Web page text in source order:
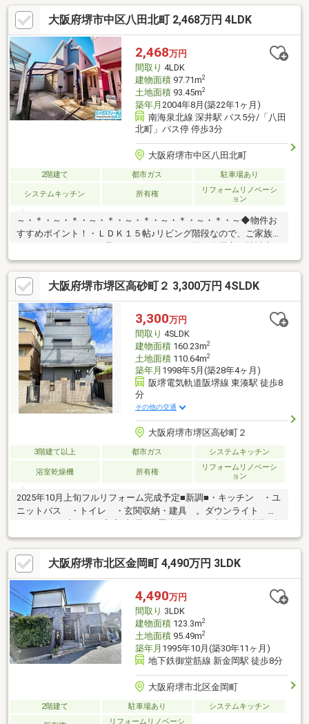
大阪府堺市中区八田北町 2,468万円 4LDK
2,468万円
間取り 4LDK
建物面積97.71m2
土地面積93.45m2
築年月 2004年8月(築22年1ヶ月)
南海泉北線 深井駅 バス5分/「八田
北町」バス停 停歩3分
大阪府堺市中区八田北町
2階建て 都市ガス 駐車場あり
システムキッチン 所有権
リフォームリノベーシ
ョン
～・＊・～・＊・～・＊・～・＊・～・＊・～・＊・～◆物件お
すすめポイント！・ＬＤＫ１５帖♪リビング階段なので、ご家族の
コミュニケーションも取りやすいです♪・２階は全居室６帖以上の
広々としたお部屋です！広々としたお部屋は、様々な使い方がで
きますよ♪◆リフォーム箇所(２０２６年２月)・IHコンロ交換・ウ
ォシュレット交換・クロス張替・TVモニターホン交換・ハウスク
リーニング他ハウスフリーダムは【東証スタンダード上場企業】
です。不動産購入や住宅ローンについては、ハウスフリーダムに
お任せ下さい。（ご来店の際は、店舗前に大型駐車場を完備して
おります！）
大阪府堺市堺区高砂町２ 3,300万円 4SLDK
3,300万円
間取り 4SLDK
建物面積160.23m2
土地面積110.64m2
築年月 1998年5月(築28年4ヶ月)
阪堺電気軌道阪堺線 東湊駅 徒歩8
分
その他の交通
大阪府堺市堺区高砂町２
3階建て以上 都市ガス システムキッチン
浴室乾燥機 所有権
リフォームリノベーシ
ョン
2025年10月上旬フルリフォーム完成予定■新調■・キッチン ・ユ
ニットバス ・トイレ ・玄関収納・建具 。ダウンライト ・
室クロス貼替■全室フローリング上貼り（階段除く）■間取変更
（５LDK→６LDK）～おすすめポイント～◆土地面積110.64㎡
（約33.46坪）◆建物面積160.23㎡（約48.46坪） 1階54.81㎡ 2
階54.81㎡ 3階50.61㎡◆平成10年5月建築◆ダイワハウス施工の
中古戸建て◆阪堺線「東湊」駅まで徒歩8分
大阪府堺市北区金岡町 4,490万円 3LDK
4,490万円
間取り 3LDK
建物面積123.3m2
土地面積95.49m2
築年月 1995年10月(築30年11ヶ月)
地下鉄御堂筋線 新金岡駅 徒歩8分
大阪府堺市北区金岡町
2階建て 駐車場あり システムキッチン
リフォームリノベーシ